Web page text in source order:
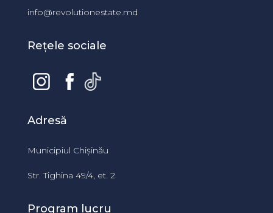
info@revolutionestate.md
Rețele sociale
Adresă
Municipiul Chișinău
Str. Tighina 49/4, et. 2
Program lucru